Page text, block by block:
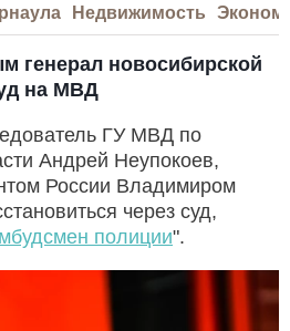
Недвижимость
генерал новосибирской
на МВД
ГУ МВД по
Андрей Неупокоев,
России Владимиром
через суд,
полиции".